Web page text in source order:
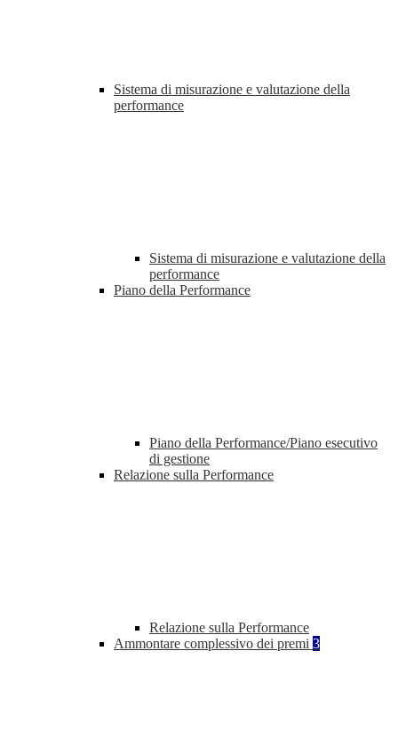
Sistema di misurazione e valutazione della
performance
Sistema di misurazione e valutazione della
performance
Piano della Performance
Piano della Performance/Piano esecutivo
di gestione
Relazione sulla Performance
Relazione sulla Performance
Ammontare complessivo dei premi 3